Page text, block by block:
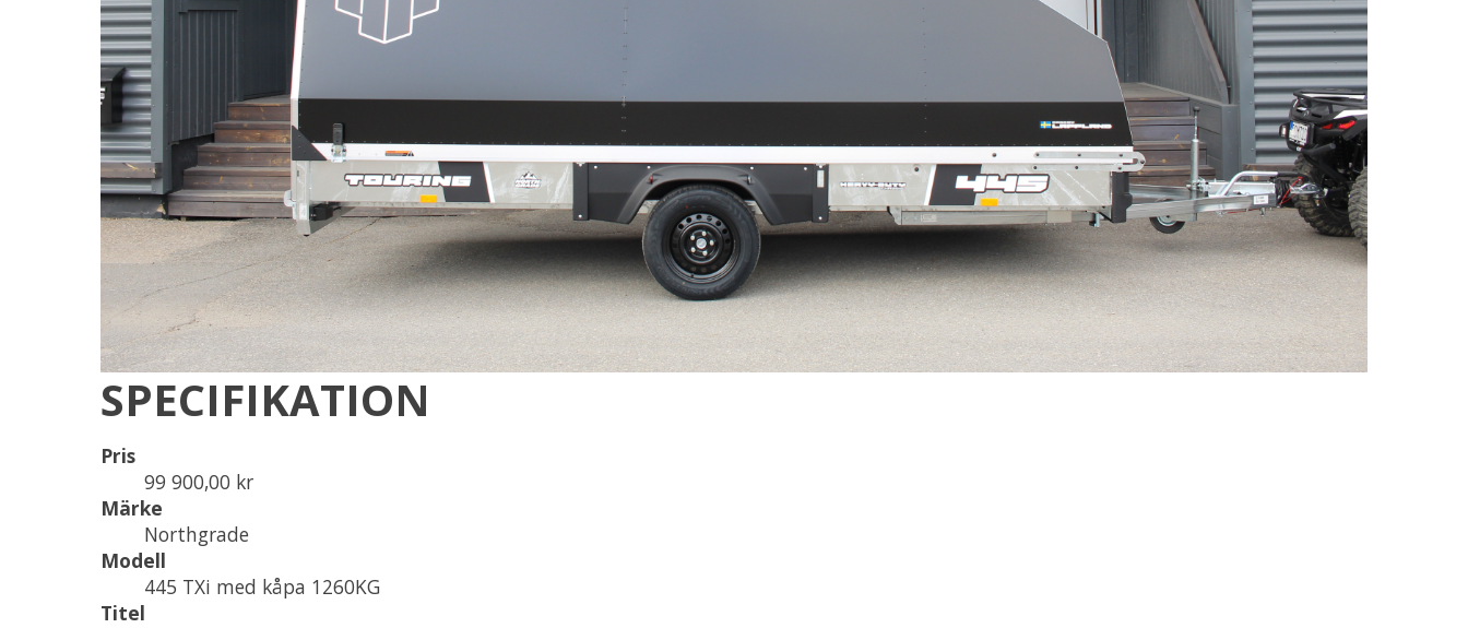
SPECIFIKATION
Pris
99 900,00 kr
Märke
Northgrade
Modell
445 TXi med kåpa 1260KG
Titel